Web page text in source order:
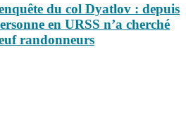
du col Dyatlov : depuis
en URSS n’a cherché
randonneurs